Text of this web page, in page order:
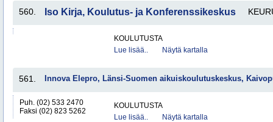
560. Iso Kirja, Koulutus- ja Konferenssikeskus
KOULUTUSTA
Lue lisää..
Näytä kartalla
561. Innova Elepro, Länsi-Suomen aikuiskoulutuskeskus,
Puh. (02) 533 2470
Faksi (02) 823 5262
KOULUTUSTA
Lue lisää..
Näytä kartalla